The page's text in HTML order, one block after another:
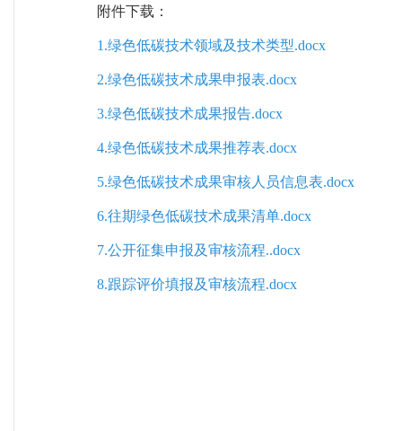
附件下载：
1.绿色低碳技术领域及技术类型.docx
2.绿色低碳技术成果申报表.docx
3.绿色低碳技术成果报告.docx
4.绿色低碳技术成果推荐表.docx
5.绿色低碳技术成果审核人员信息表.docx
6.往期绿色低碳技术成果清单.docx
7.公开征集申报及审核流程..docx
8.跟踪评价填报及审核流程.docx